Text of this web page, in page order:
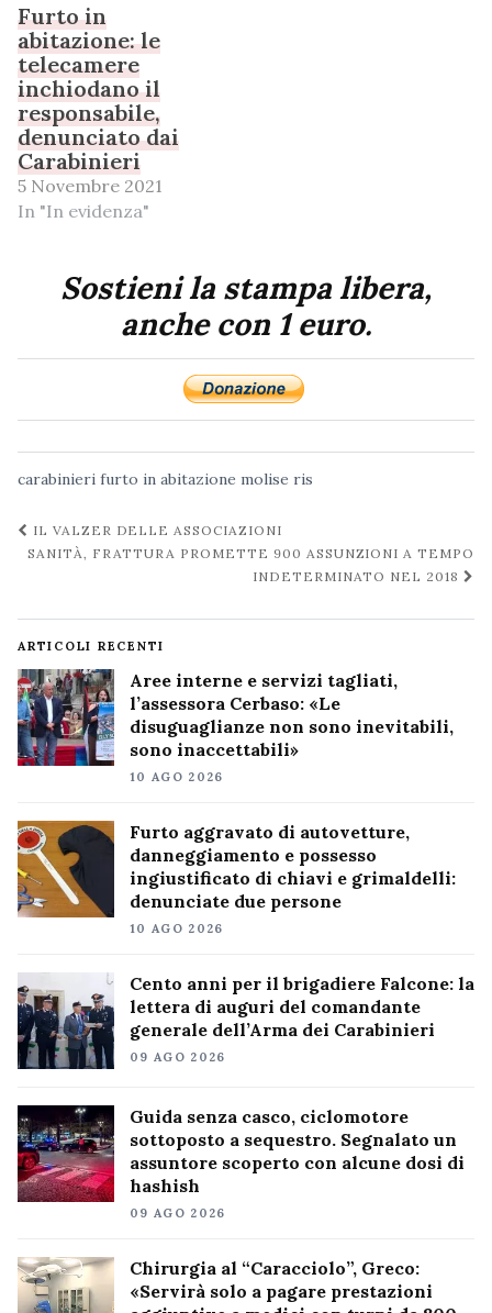
Furto in
abitazione: le
telecamere
inchiodano il
responsabile,
denunciato dai
Carabinieri
5 Novembre 2021
In "In evidenza"
Sostieni la stampa libera,
anche con 1 euro.
carabinieri furto in abitazione molise ris
Navigazione
post
IL VALZER DELLE ASSOCIAZIONI
SANITÀ, FRATTURA PROMETTE 900 ASSUNZIONI A TEMPO
INDETERMINATO NEL 2018
ARTICOLI RECENTI
Aree interne e servizi tagliati,
l’assessora Cerbaso: «Le
disuguaglianze non sono inevitabili,
sono inaccettabili»
10 AGO 2026
Furto aggravato di autovetture,
danneggiamento e possesso
ingiustificato di chiavi e grimaldelli:
denunciate due persone
10 AGO 2026
Cento anni per il brigadiere Falcone: la
lettera di auguri del comandante
generale dell’Arma dei Carabinieri
09 AGO 2026
Guida senza casco, ciclomotore
sottoposto a sequestro. Segnalato un
assuntore scoperto con alcune dosi di
hashish
09 AGO 2026
Chirurgia al “Caracciolo”, Greco:
«Servirà solo a pagare prestazioni